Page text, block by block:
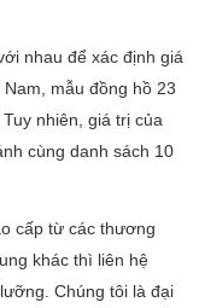
nhau để xác định giá
mẫu đồng hồ 23
nhiên, giá trị của
cùng danh sách 10
cấp từ các thương
khác thì liên hệ
Chúng tôi là đại